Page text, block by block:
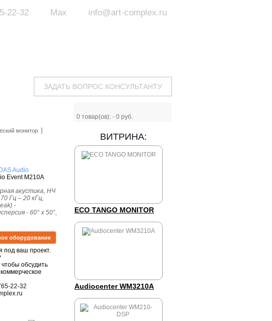
info@art-complex.ru
Max
22-32
ЗАДАТЬ ВОПРОС КОНСУЛЬТАНТУ
0 товар(ов): - 0 руб.
монитор
DAS Audio
Event M210A
акустика, НЧ
Гц – 20 кГц,
-
- 60° x 50°,
оборудование
под ваш проект.
обсудить
22-32
ВИТРИНА:
ECO TANGO MONITOR
Audiocenter WM3210A